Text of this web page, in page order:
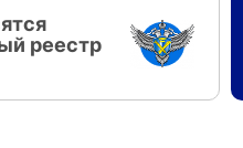
реестр